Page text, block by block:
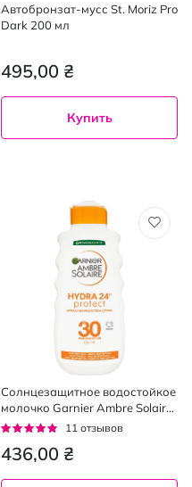
Автобронзат-мусс St. Moriz Pro
Dark 200 мл
495,00 ₴
Купить
Солнцезащитное водостойкое
молочко Garnier Ambre Solaire
увлажнение 24 часа SPF 30,
Рейтинг:
11 отзывов
436,00 ₴